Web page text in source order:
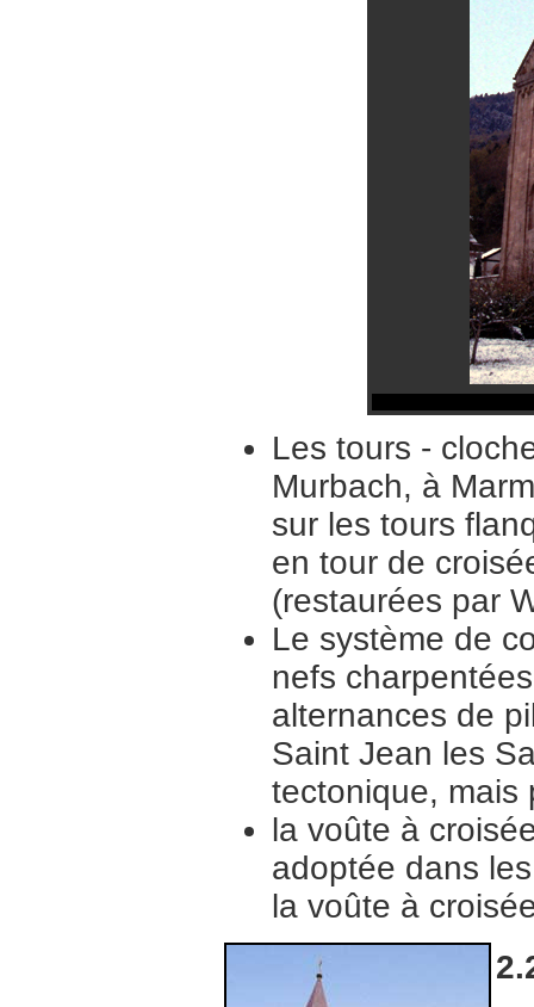
Les tours -
Murbach, à
sur les tours
en tour de
(restaurées par
Le système de
nefs
alternances de
Saint Jean les
tectonique, mais
la voûte à
adoptée dans
la voûte à